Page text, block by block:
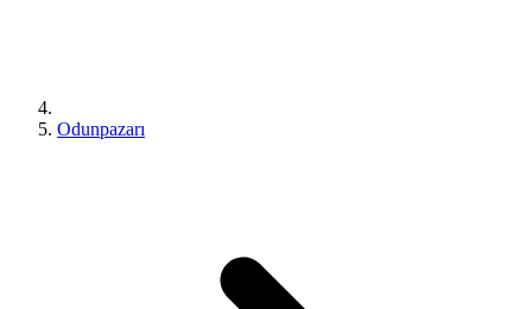
Odunpazarı